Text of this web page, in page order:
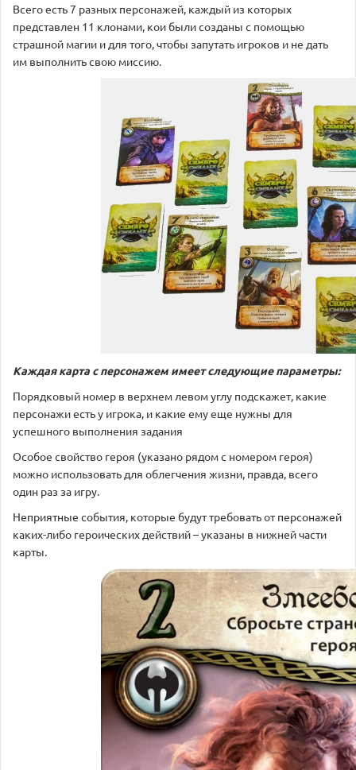
Всего есть 7 разных персонажей, каждый из которых
представлен 11 клонами, кои были созданы с помощью
страшной магии и для того, чтобы запутать игроков и не дать
им выполнить свою миссию.
Каждая карта с персонажем имеет следующие параметры:
Порядковый номер в верхнем левом углу подскажет, какие
персонажи есть у игрока, и какие ему еще нужны для
успешного выполнения задания
Особое свойство героя (указано рядом с номером героя)
можно использовать для облегчения жизни, правда, всего
один раз за игру.
Неприятные события, которые будут требовать от персонажей
каких-либо героических действий – указаны в нижней части
карты.